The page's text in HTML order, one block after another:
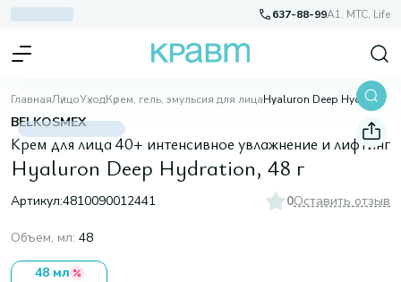
637-88-99A1, МТС, Life
ГлавнаяЛицоУходКрем, гель, эмульсия для лица Hyaluron Deep Hydration, 48 г
BELKOSMEX
Крем для лица 40+ интенсивное увлажнение и лифтинг
Hyaluron Deep Hydration, 48 г
Артикул:4810090012441 0Оставить отзыв
Объем, мл: 48
48 мл